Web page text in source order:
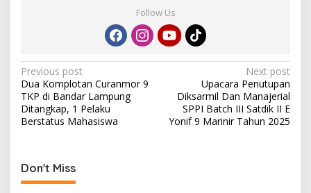
Follow Us
P
o
s
t
a
Previous post
Dua Komplotan Curanmor 9
TKP di Bandar Lampung
Ditangkap, 1 Pelaku
Berstatus Mahasiswa
Next post
Upacara Penutupan
Diksarmil Dan Manajerial
SPPI Batch III Satdik II E
Yonif 9 Marinir Tahun 2025
Don't Miss